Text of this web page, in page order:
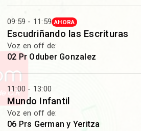
09:59 - 11:59 AHORA
Escudriñando las Escrituras
Voz en off de:
02 Pr Oduber Gonzalez
11:00 - 13:00
Mundo Infantil
Voz en off de:
06 Prs German y Yeritza